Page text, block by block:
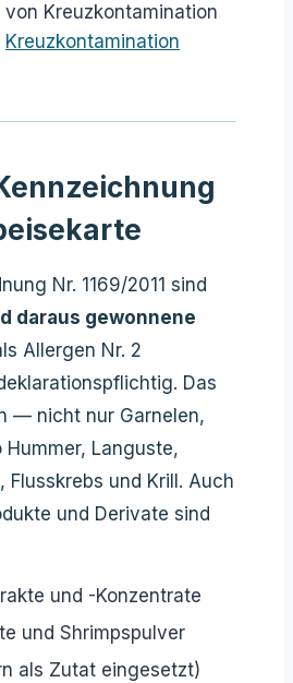
Kreuzkontamination
Kreuzkontamination
Nr. 1169/2011 sind
daraus gewonnene
Allergen Nr. 2
Das
— nicht nur Garnelen,
Languste,
Flusskrebs und Krill. Auch
und Derivate sind
und -Konzentrate
und Shrimpspulver
als Zutat eingesetzt)